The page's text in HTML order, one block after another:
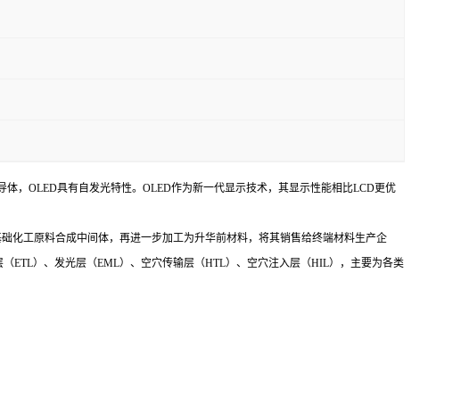
，OLED具有自发光特性。OLED作为新一代显示技术，其显示性能相比LCD更优
化工原料合成中间体，再进一步加工为升华前材料，将其销售给终端材料生产企
ETL）、发光层（EML）、空穴传输层（HTL）、空穴注入层（HIL），主要为各类